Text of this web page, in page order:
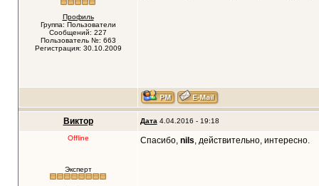
Профиль
Группа: Пользователи
Сообщений: 227
Пользователь №: 663
Регистрация: 30.10.2009
Виктор Дата 4.04.2016 - 19:18
Offline
Эксперт
Спасибо, nils, действительно, интересно.